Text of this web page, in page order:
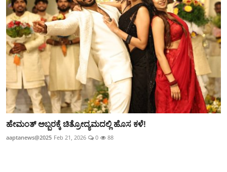
ಹೇಮಂತ್ ಅಬ್ಬರಕ್ಕೆ ಚಿತ್ರೋದ್ಯಮದಲ್ಲಿ ಹೊಸ ಕಳೆ!
aaptanews@2025 Feb 21, 2026 0 88